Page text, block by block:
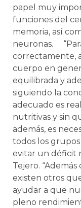
papel muy
funciones del
memoria, así
neuronas.
correctamente,
cuerpo en
equilibrada y
siguiendo la
adecuado es
nutritivas y sin
además, es
todos los
evitar un déficit
Tejero.
existen otros
ayudar a que
pleno